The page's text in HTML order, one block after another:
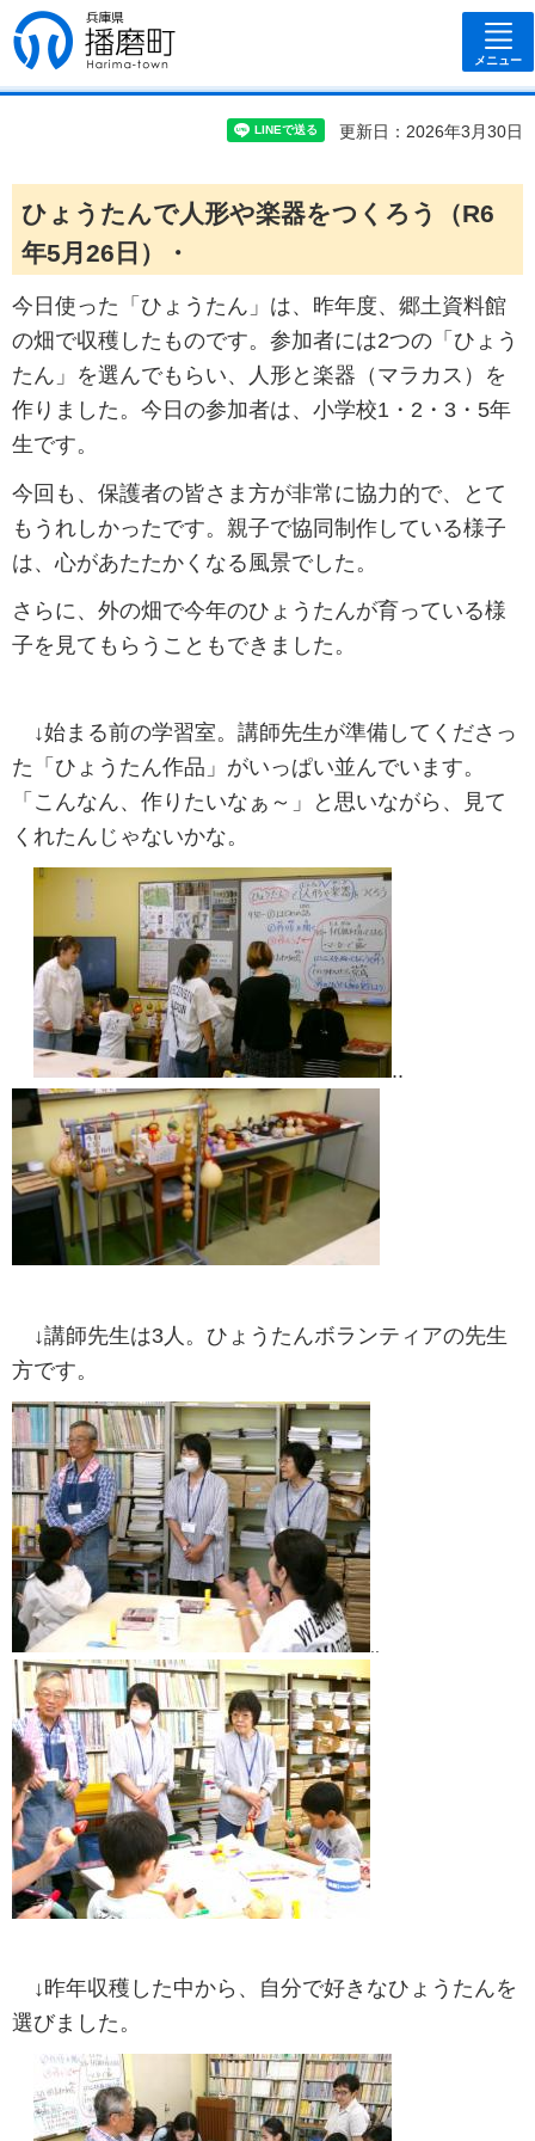
兵庫県 播磨
町
メニュー
更新日：2026年3月30日
ひょうたんで人形や楽器をつくろう（R6
年5月26日）・
今日使った「ひょうたん」は、昨年度、郷土資料館
の畑で収穫したものです。参加者には2つの「ひょう
たん」を選んでもらい、人形と楽器（マラカス）を
作りました。今日の参加者は、小学校1・2・3・5年
生です。
今回も、保護者の皆さま方が非常に協力的で、とて
もうれしかったです。親子で協同制作している様子
は、心があたたかくなる風景でした。
さらに、外の畑で今年のひょうたんが育っている様
子を見てもらうこともできました。
↓始まる前の学習室。講師先生が準備してくださっ
た「ひょうたん作品」がいっぱい並んでいます。
「こんなん、作りたいなぁ～」と思いながら、見て
くれたんじゃないかな。
..
↓講師先生は3人。ひょうたんボランティアの先生
方です。
↓昨年収穫した中から、自分で好きなひょうたんを
選びました。